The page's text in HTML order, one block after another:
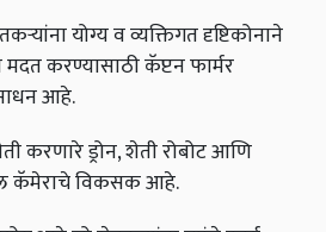
योग्य व व्यक्तिगत दृष्टिकोनाने
करण्यासाठी कॅप्टन फार्मर
आहे.
करणारे ड्रोन, शेती रोबोट आणि
कॅमेराचे विकसक आहे.